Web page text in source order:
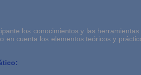
los conocimientos y las
en cuenta los elementos teóricos y